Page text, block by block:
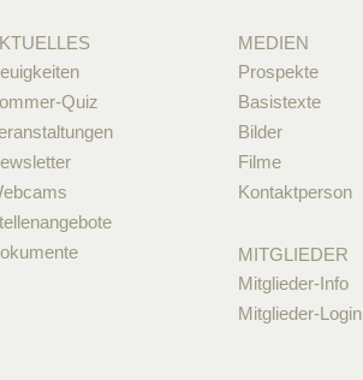
Quiz
MEDIEN
Prospekte
Basistexte
Bilder
Filme
Kontaktperson
MITGLIEDER
Mitglieder-Info
Mitglieder-Login